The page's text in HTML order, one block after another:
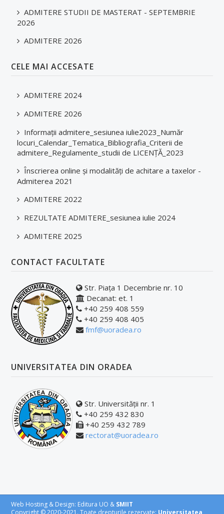
Publicații științifice
Parteneriate
EDUCAȚIE
STUDENȚI
Info Studenți
Programare examene
Lista îndrumătorilor de an
Finalizare studii de licență
Finalizare studii de masterat
Planuri de învățământ
Fișe discipline obligatorii - Studii de master
Burse
ERASMUS
Tabere studenţeşti
Alumni
Taxe
Reglemetări
Structura anului universitar
ADMITERE STUDII DE MASTERAT - SEPTEMBRIE
2026
ADMITERE 2026
CELE MAI ACCESATE
ADMITERE 2024
ADMITERE 2026
Informații admitere_sesiunea iulie2023_Număr
locuri_Calendar_Tematica_Bibliografia_Criterii de
admitere_Regulamente_studii de LICENȚĂ_2023
Înscrierea online și modalități de achitare a taxelor -
Admiterea 2021
ADMITERE 2022
REZULTATE ADMITERE_sesiunea iulie 2024
ADMITERE 2025
CONTACT FACULTATE
Str. Piața 1 Decembrie nr. 10
Decanat: et. 1
+40 259 408 559
+40 259 408 405
fmf@uoradea.ro
UNIVERSITATEA DIN ORADEA
Str. Universității nr. 1
+40 259 432 830
+40 259 432 789
rectorat@uoradea.ro
Web Hosting & Design: Editura UO & SMIIT
Copyright © 2020-2021. Toate drepturile rezervate: Universitatea